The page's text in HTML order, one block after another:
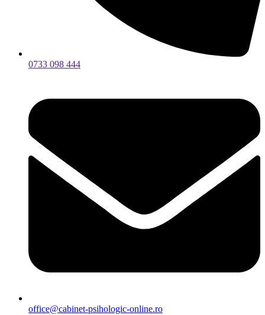
0733 098 444
office@cabinet-psihologic-online.ro